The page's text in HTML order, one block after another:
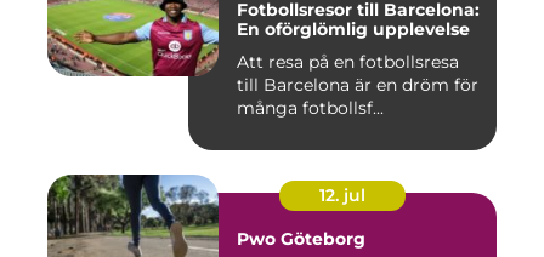
Fotbollsresor till Barcelona:
En oförglömlig upplevelse
Att resa på en fotbollsresa
till Barcelona är en dröm för
många fotbollsf...
12. jul
Pwo Göteborg